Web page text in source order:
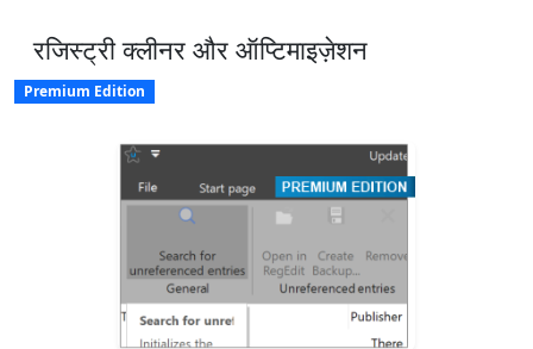
रजिस्ट्री क्लीनर और ऑप्टिमाइज़ेशन
Premium Edition